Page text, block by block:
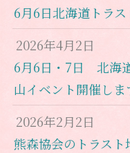
6月6日北海道トラ
2026年4月2日
6月6日・7日 北海
山イベント開催しま
2026年2月2日
熊森協会のトラス